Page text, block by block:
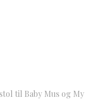
til Baby Mus og My